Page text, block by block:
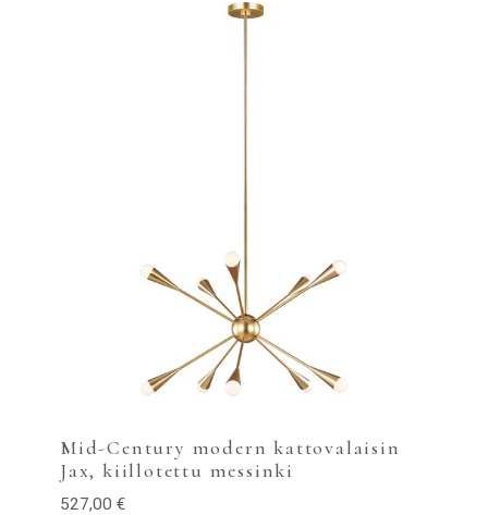
Mid-Century modern kattovalaisin
Jax, kiillotettu messinki
527,00 €